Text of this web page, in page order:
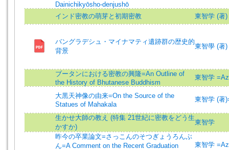
Dainichikyōsho-denjushō
インド密教の萌芽と初期密教 東智学 (著)
バングラデシュ・マイナマティ遺跡群の歴史的
背景
東智學 (著)
ブータンにおける密教の興隆=An Outline of
the History of Bhutanese Buddhism
東智学
大黒天神像の由来=On the Source of the
Statues of Mahakala
東智学 (著
生かせ大師の教え (特集 21世紀に密教をどう生
かすか)
東智学
昨今の卒業論文=さっこんのそつぎょうろんぶ
ん=A Comment on the Recent Graduation
東智学